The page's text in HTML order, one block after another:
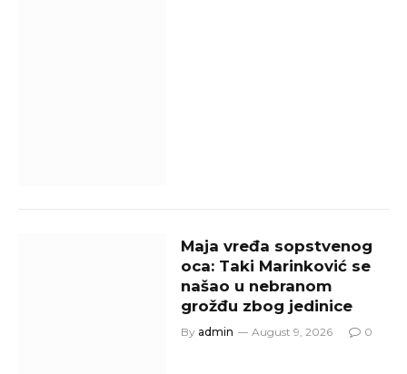
Maja vređa sopstvenog
oca: Taki Marinković se
našao u nebranom
grožđu zbog jedinice
By admin August 9, 2026 0